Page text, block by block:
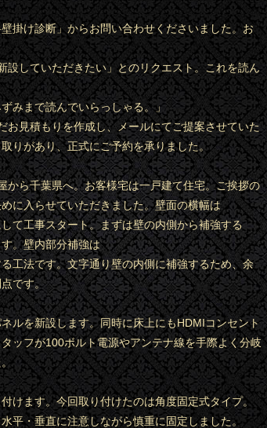
掛け診断」からお問い合わせくださいました。お
設していただきたい」とのリクエスト。これを読ん
みまで読んでいらっしゃる。」
お見積もりを作成し、メールにてご提案させていた
りがあり、正式にご予約を承りました。
から千葉県へ。お客様宅は一戸建て住宅。ご挨拶の
に入らせていただきました。壁面の横幅は
て工事スタート。まずは壁の内側から補強する
。壁内部分補強は
工法です。文字通り壁の内側に補強するため、余
です。
ルを新設します。同時に床上にもHDMIコンセント
ッフが100ボルト電源やアンテナ線を手際よく分岐
けます。今回取り付けたのは角度固定式タイプ。
平・垂直に注意しながら慎重に固定しました。